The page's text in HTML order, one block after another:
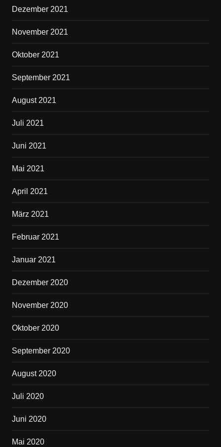
Dezember 2021
November 2021
Oktober 2021
September 2021
August 2021
Juli 2021
Juni 2021
Mai 2021
April 2021
März 2021
Februar 2021
Januar 2021
Dezember 2020
November 2020
Oktober 2020
September 2020
August 2020
Juli 2020
Juni 2020
Mai 2020